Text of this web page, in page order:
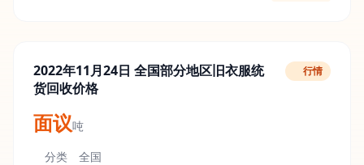
2022年11月24日 全国部分地区旧衣服统
货回收价格
行情
面议吨
分类
全国